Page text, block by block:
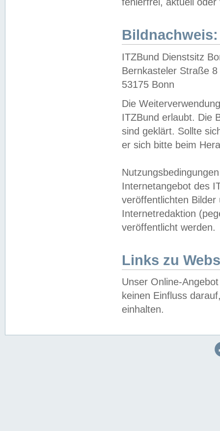
fehlerfrei, aktuell oder
Bildnachweis:
ITZBund Dienstsitz
Bernkasteler Straße 8
53175 Bonn
Die
ITZBund erlaubt. Die
sind geklärt. Sollte
er sich bitte beim
Internetangebot des
veröffentlichten
Internetredaktion
veröffentlicht werden.
Links zu
Unser Online-
keinen Einfluss
einhalten.